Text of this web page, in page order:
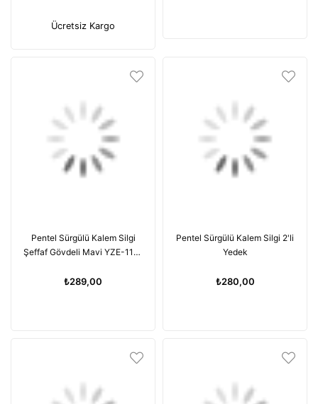
Ücretsiz Kargo
Pentel Sürgülü Kalem Silgi
Şeffaf Gövdeli Mavi YZE-11T-
₺289,00
Pentel Sürgülü Kalem Silgi 2'li
Yedek
₺280,00